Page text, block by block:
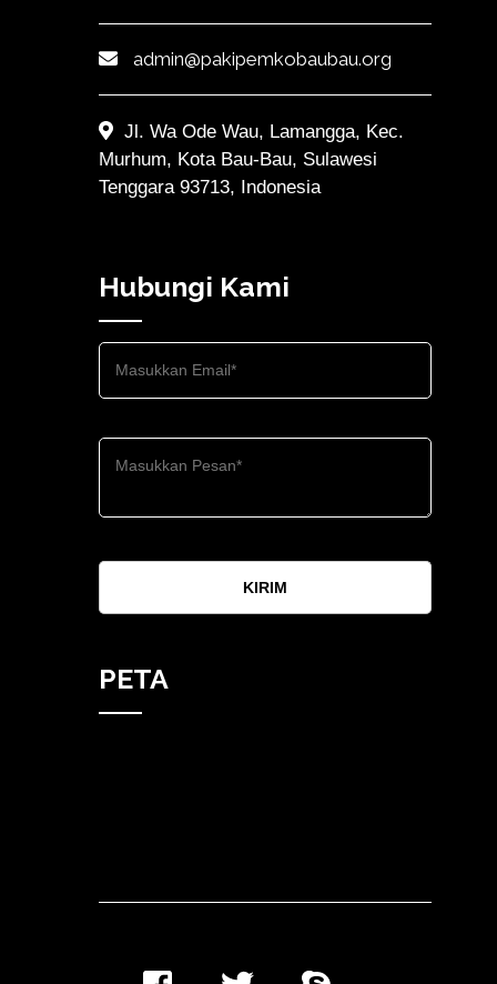
admin@pakipemkobaubau.org
Jl. Wa Ode Wau, Lamangga, Kec.
Murhum, Kota Bau-Bau, Sulawesi
Tenggara 93713, Indonesia
Hubungi Kami
KIRIM
PETA